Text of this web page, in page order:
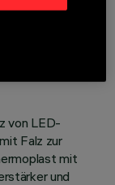
von LED-
Falz zur
mit
und